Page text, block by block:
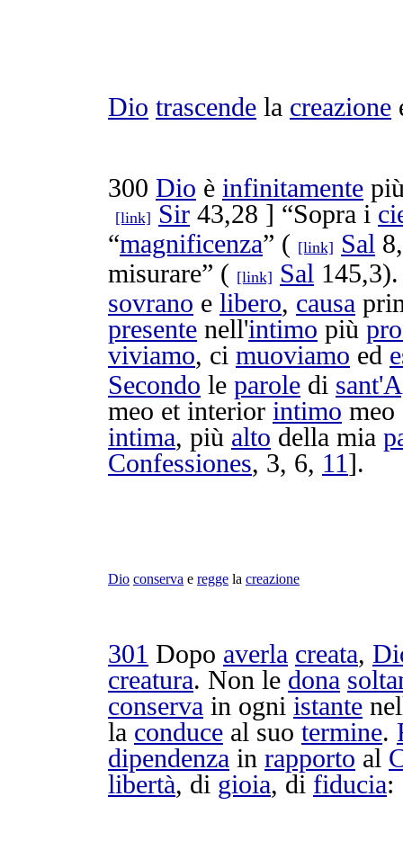
Dio trascende la creazione
300 Dio è infinitamente
[link] Sir 43,28 ] “Sopra i
“magnificenza” ( [link] Sal
misurare” ( [link] Sal
sovrano e libero, causa
presente nell'intimo più
viviamo, ci muoviamo ed
Secondo le parole di sant'
meo et interior intimo
intima, più alto della mia
Confessiones, 3, 6, 11].
Dio conserva e regge la creazione
301 Dopo averla creata,
creatura. Non le dona
conserva in ogni istante
la conduce al suo termine.
dipendenza in rapporto al
libertà, di gioia, di fiducia: